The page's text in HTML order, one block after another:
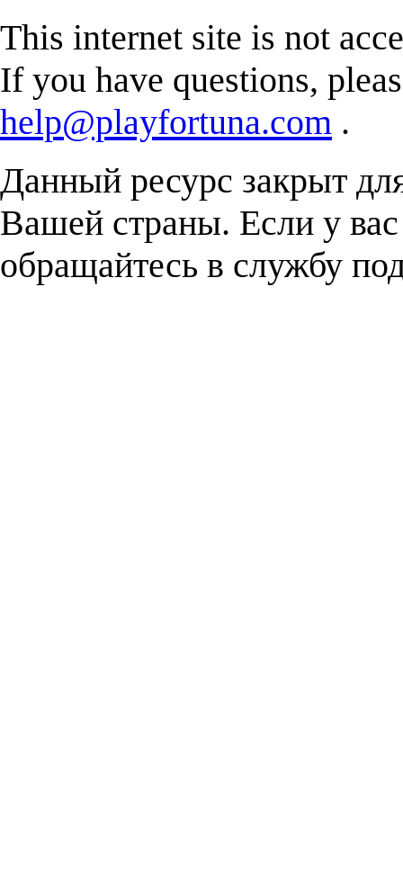
This internet site is not
If you have questions,
help@playfortuna.com .
Данный ресурс закрыт
Вашей страны. Если у
обращайтесь в службу